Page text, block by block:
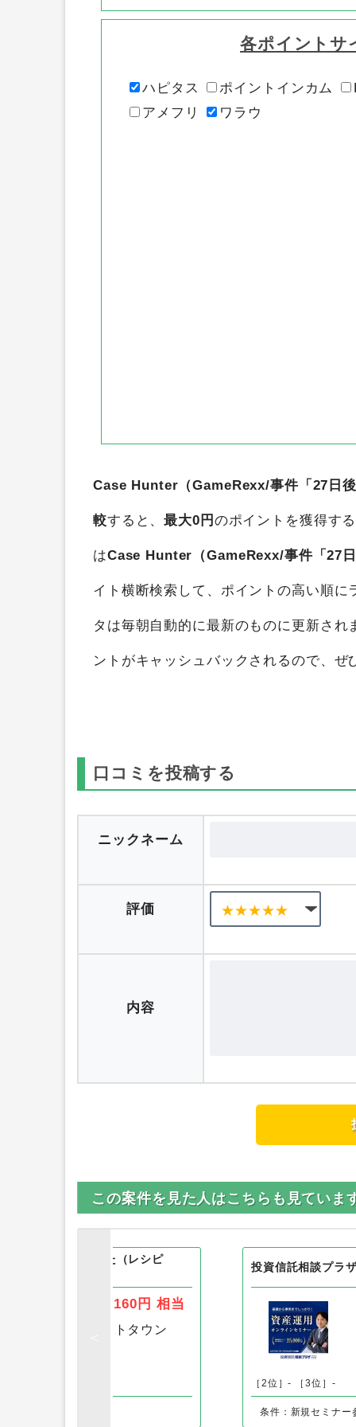
各ポイントサ
ハピタス ポイントインカム
アメフリ
ワラウ
Case Hunter（GameRexx/事件「27日
較すると、最大0円 のポイントを獲得す
はCase Hunter（GameRexx/事件「27
イト横断検索して、ポイントの高い順
タは毎朝自動的に最新のものに更新さ
ントがキャッシュバックされるので、
口コミを投稿する
ニックネーム
評価
内容
この案件を見た人はこちらも見ていま
パンもはじめました（レシピ
160円 相当
ポイントタウン
投資信託相談プラ
［2位］- ［3位］-